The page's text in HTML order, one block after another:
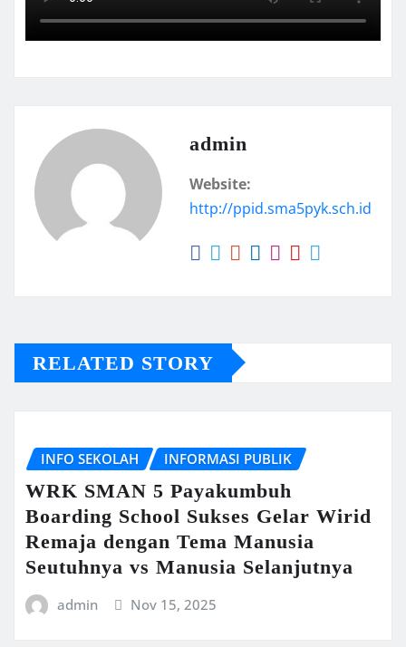
admin
Website:
http://ppid.sma5pyk.sch.id
RELATED STORY
INFO SEKOLAH INFORMASI PUBLIK
WRK SMAN 5 Payakumbuh
Boarding School Sukses Gelar Wirid
Remaja dengan Tema Manusia
Seutuhnya vs Manusia Selanjutnya
admin Nov 15, 2025